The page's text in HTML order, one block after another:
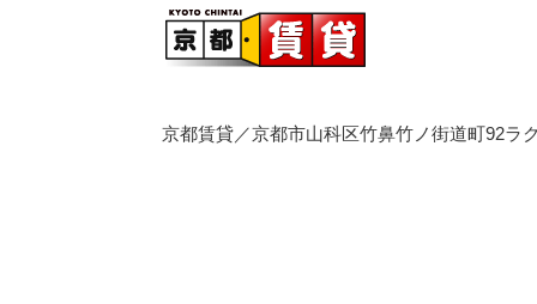
京都賃貸／京都市山科区竹鼻竹ノ街道町92ラ